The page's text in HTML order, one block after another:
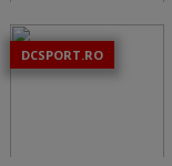
DCSPORT.RO